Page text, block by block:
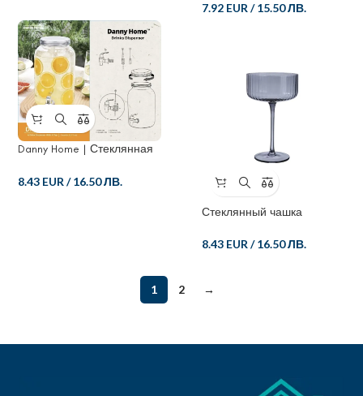
7.92 EUR /15.50 ЛВ.
Danny Home | Стеклянная
8.43 EUR /16.50 ЛВ.
Стеклянный чашка
8.43 EUR /16.50 ЛВ.
1 2 →